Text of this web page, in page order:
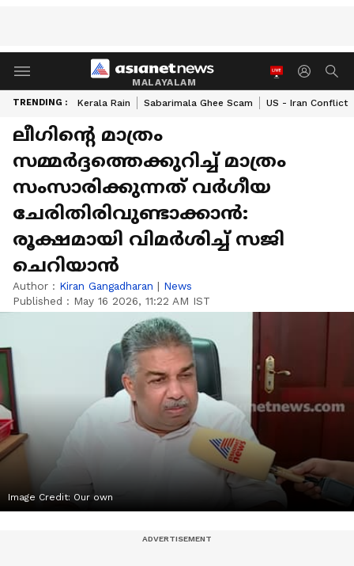
MALAYALAM
TRENDING : Kerala Rain Sabarimala Ghee Scam US - Iran Conflict
ലീഗിൻ്റെ മാത്രം
സമ്മർദ്ദത്തെക്കുറിച്ച് മാത്രം
സംസാരിക്കുന്നത് വർഗീയ
ചേരിതിരിവുണ്ടാക്കാൻ:
രൂക്ഷമായി വിമർശിച്ച് സജി
ചെറിയാൻ
Author : Kiran Gangadharan | News
Published : May 16 2026, 11:22 AM IST
Image Credit: Our own